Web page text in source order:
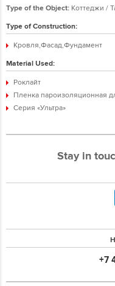
Type of the Object: Коттеджи /
Type of Construction:
Кровля,Фасад,Фундамент
Material Used:
Роклайт
Пленка пароизоляционная
Серия «Ультра»
Stay in
+7